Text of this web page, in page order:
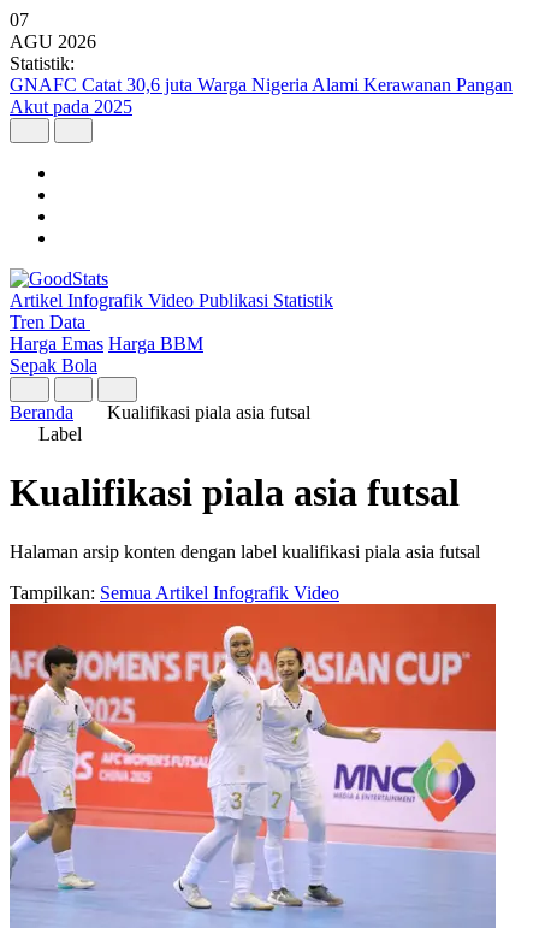
07
AGU 2026
Statistik:
GNAFC Catat 30,6 juta Warga Nigeria Alami Kerawanan Pangan
Akut pada 2025
Artikel Infografik Video Publikasi Statistik
Tren Data
Harga Emas Harga BBM
Sepak Bola
Beranda
Kualifikasi piala asia futsal
Label
Kualifikasi piala asia futsal
Halaman arsip konten dengan label kualifikasi piala asia futsal
Tampilkan: Semua Artikel Infografik Video